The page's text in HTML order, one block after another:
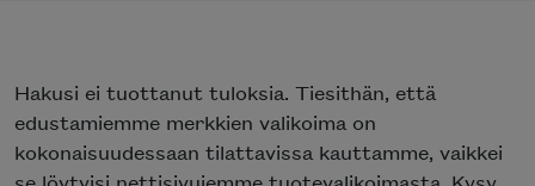
Hakusi ei tuottanut tuloksia. Tiesithän, että
edustamiemme merkkien valikoima on
kokonaisuudessaan tilattavissa kauttamme, vaikkei